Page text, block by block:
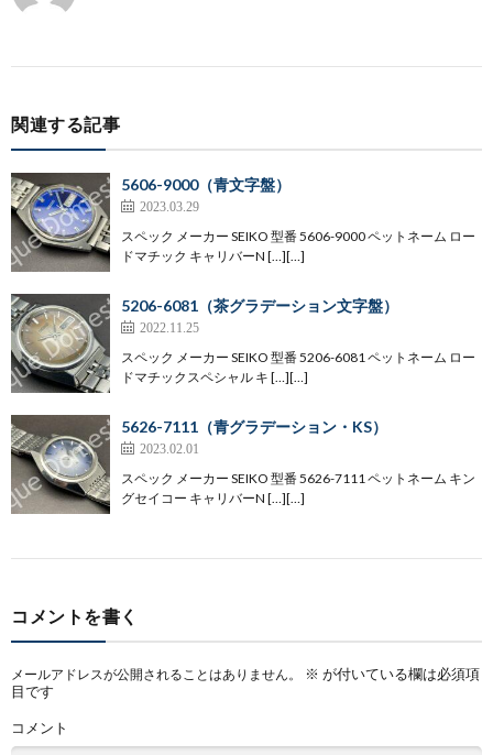
関連する記事
5606-9000（青文字盤）
2023.03.29
スペック メーカー SEIKO 型番 5606-9000 ペットネーム ロー
ドマチック キャリバーN […][…]
5206-6081（茶グラデーション文字盤）
2022.11.25
スペック メーカー SEIKO 型番 5206-6081 ペットネーム ロー
ドマチックスペシャル キ […][…]
5626-7111（青グラデーション・KS）
2023.02.01
スペック メーカー SEIKO 型番 5626-7111 ペットネーム キン
グセイコー キャリバーN […][…]
コメントを書く
メールアドレスが公開されることはありません。 ※ が付いている欄は必須項
目です
コメント